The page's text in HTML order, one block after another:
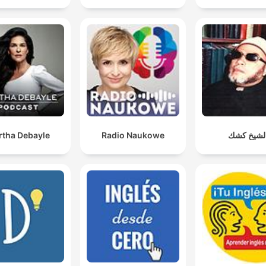
Debayle Radio Naukowe كشك